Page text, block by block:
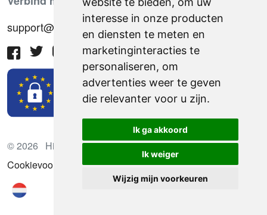
interesse in onze producten
en diensten te meten en
marketinginteracties te
personaliseren, om
advertenties weer te geven
die relevanter voor u zijn.
Ik ga akkoord
Ik weiger
Wijzig mijn voorkeuren
support@hiringnotes.com
© 2026 Hiring Notes. Internationaal wervingsplatform
Cookievoorkeuren bijwerken